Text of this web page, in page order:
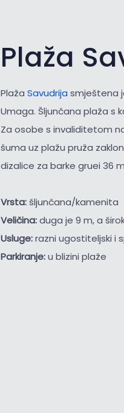
Plaža
Plaža Savudrija smještena
Umaga. Šljunčana plaža s
Za osobe s invaliditetom
šuma uz plažu pruža
dizalice za barke gruei 36
Vrsta:šljunčana/kamenita
Veličina:duga je 9 m, a
Usluge:razni ugostiteljski i
Parkiranje:u blizini plaže